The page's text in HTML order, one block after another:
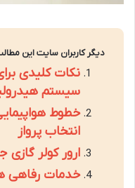
دیگر کاربران سایت این
نکات کلیدی
سیستم
خطوط
انتخاب پرواز
ارور کولر گازی
خدمات رفاهی